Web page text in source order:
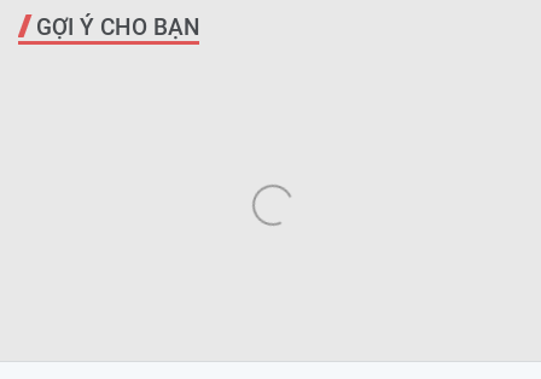
GỢI Ý CHO BẠN